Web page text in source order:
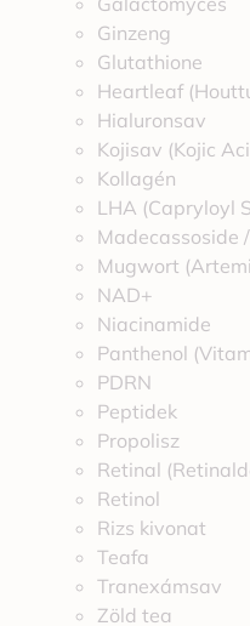
Ginzeng
Glutathione
Heartleaf
Hialuronsav
Kojisav (Kojic
Kollagén
LHA (Capryloyl
Madecassoside
Mugwort
NAD+
Niacinamide
Panthenol
PDRN
Peptidek
Propolisz
Retinal
Retinol
Rizs kivonat
Teafa
Tranexámsav
Zöld tea